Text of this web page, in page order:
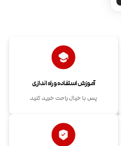
آموزش استفاده و راه اندازی
پس با خیال راحت خرید کنید